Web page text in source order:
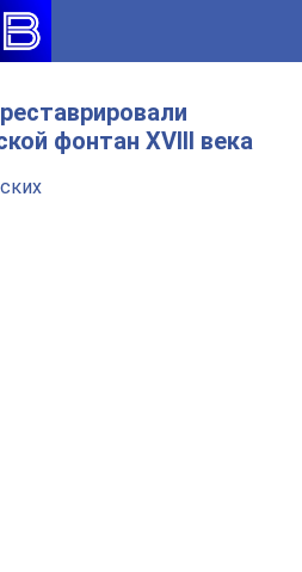
фонтан XVIII века